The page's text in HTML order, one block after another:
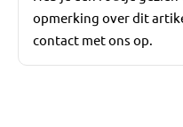
opmerking over dit
contact met ons op.